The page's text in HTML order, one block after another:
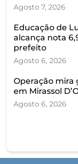
Agosto 7, 2026
Educação de
alcança nota
prefeito
Agosto 6, 2026
Operação
em Mirassol
Agosto 6, 2026